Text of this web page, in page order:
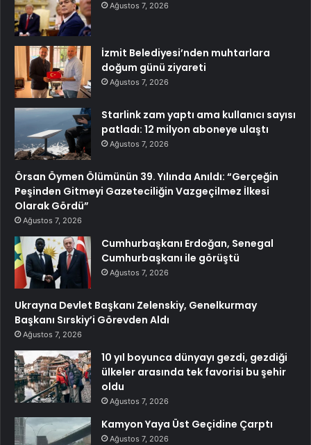
Ağustos 7, 2026
İzmit Belediyesi’nden muhtarlara
doğum günü ziyareti
Ağustos 7, 2026
Starlink zam yaptı ama kullanıcı sayısı
patladı: 12 milyon aboneye ulaştı
Ağustos 7, 2026
Örsan Öymen Ölümünün 39. Yılında Anıldı: “Gerçeğin
Peşinden Gitmeyi Gazeteciliğin Vazgeçilmez İlkesi
Olarak Gördü”
Ağustos 7, 2026
Cumhurbaşkanı Erdoğan, Senegal
Cumhurbaşkanı ile görüştü
Ağustos 7, 2026
Ukrayna Devlet Başkanı Zelenskiy, Genelkurmay
Başkanı Sırskiy’i Görevden Aldı
Ağustos 7, 2026
10 yıl boyunca dünyayı gezdi, gezdiği
ülkeler arasında tek favorisi bu şehir
oldu
Ağustos 7, 2026
Kamyon Yaya Üst Geçidine Çarptı
Ağustos 7, 2026